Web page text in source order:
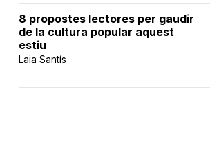
8 propostes lectores per gaudir
de la cultura popular aquest
estiu
Laia Santís